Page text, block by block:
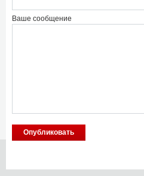
Ваше сообщение